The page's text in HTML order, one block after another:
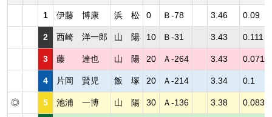
1 伊藤 博康 浜 松 0 Ｂ-78 3.46 0.09
2 西崎 洋一郎 山 陽 10 Ｂ-31 3.43 0.111
3 藤 達也 山 陽 20 Ａ-264 3.43 0.071
4 片岡 賢児 飯 塚 20 Ａ-214 3.34 0.1
◎ 5 池浦 一博 山 陽 30 Ａ-136 3.38 0.083